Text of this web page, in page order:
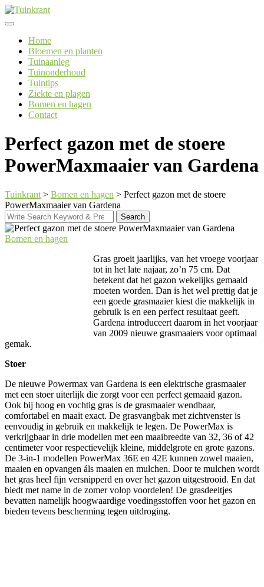
Skip
to
Home
Bloemen en planten
Tuinaanleg
Tuinonderhoud
Tuintips
Ziekte en plagen
Bomen en hagen
Contact
Perfect gazon met de stoere
PowerMaxmaaier van Gardena
Tuinkrant > Bomen en hagen > Perfect gazon met de stoere
PowerMaxmaaier van Gardena
Search
for:
Search
Bomen en hagen
Gras groeit jaarlijks, van het vroege voorjaar
tot in het late najaar, zo’n 75 cm. Dat
betekent dat het gazon wekelijks gemaaid
moeten worden. Dan is het wel prettig dat je
een goede grasmaaier kiest die makkelijk in
gebruik is en een perfect resultaat geeft.
Gardena introduceert daarom in het voorjaar
van 2009 nieuwe grasmaaiers voor optimaal
gemak.
Stoer
De nieuwe Powermax van Gardena is een elektrische grasmaaier
met een stoer uiterlijk die zorgt voor een perfect gemaaid gazon.
Ook bij hoog en vochtig gras is de grasmaaier wendbaar,
comfortabel en maait exact. De grasvangbak met zichtvenster is
eenvoudig in gebruik en makkelijk te legen. De PowerMax is
verkrijgbaar in drie modellen met een maaibreedte van 32, 36 of 42
centimeter voor respectievelijk kleine, middelgrote en grote gazons.
De 3-in-1 modellen PowerMax 36E en 42E kunnen zowel maaien,
maaien en opvangen áls maaien en mulchen. Door te mulchen wordt
het gras heel fijn versnipperd en over het gazon uitgestrooid. En dat
biedt met name in de zomer volop voordelen! De grasdeeltjes
bevatten namelijk hoogwaardige voedingsstoffen voor het gazon en
bieden tevens bescherming tegen uitdroging.